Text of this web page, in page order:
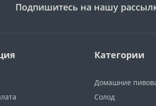
Подпишитесь на нашу
Категории
Домашние
Солод